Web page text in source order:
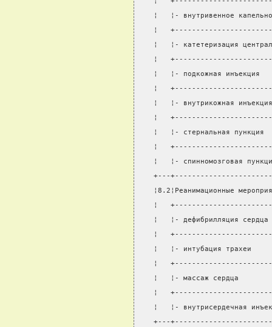
¦   ¦- внутривенное
¦
¦   ¦- катетеризация
¦
¦   ¦- подкожная
¦
¦   ¦- внутрикожная
¦
¦   ¦- стернальная
¦
¦   ¦- спинномозговая
+---
¦8.2¦Реанимационные
¦
¦   ¦- дефибрилляция
¦
¦   ¦- интубация
¦
¦   ¦- массаж сердца
¦
¦   ¦- внутрисердечная
+---